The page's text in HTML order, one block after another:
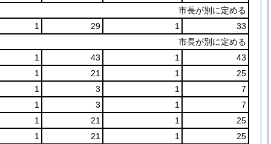
市長が別に定める
1 29 1
33
市長が別に定める
1 43 1
43
1 21 1
25
1 3 1
7
1 3 1
7
1 21 1
25
1 21 1
25